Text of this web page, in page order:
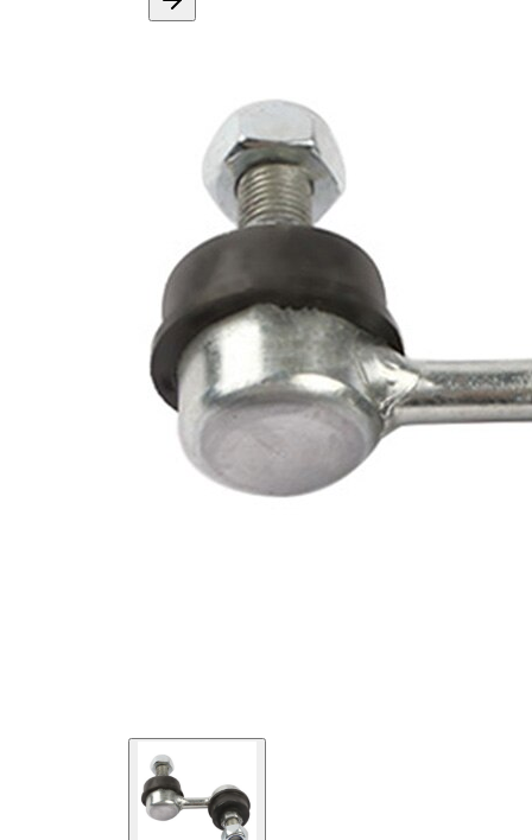
Yttergänga
Stång/Stag
Tilläggsartikel/tilläggsinformation
jämna artikelnummer